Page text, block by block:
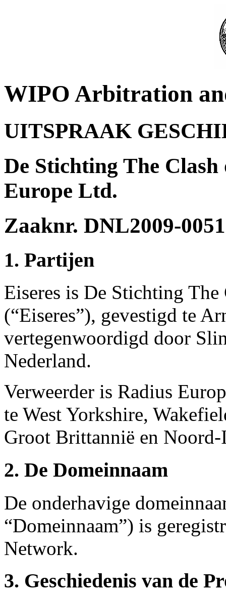
WIPO Arbitration
UITSPRAAK
De Stichting The
Europe Ltd.
Zaaknr. DNL2009-0051
1. Partijen
Eiseres is De Stichting
(“Eiseres”), gevestigd te
vertegenwoordigd door
Nederland.
Verweerder is Radius
te West Yorkshire,
Groot Brittannië en Noord-
2. De Domeinnaam
De onderhavige
“Domeinnaam”) is
Network.
3. Geschiedenis van de